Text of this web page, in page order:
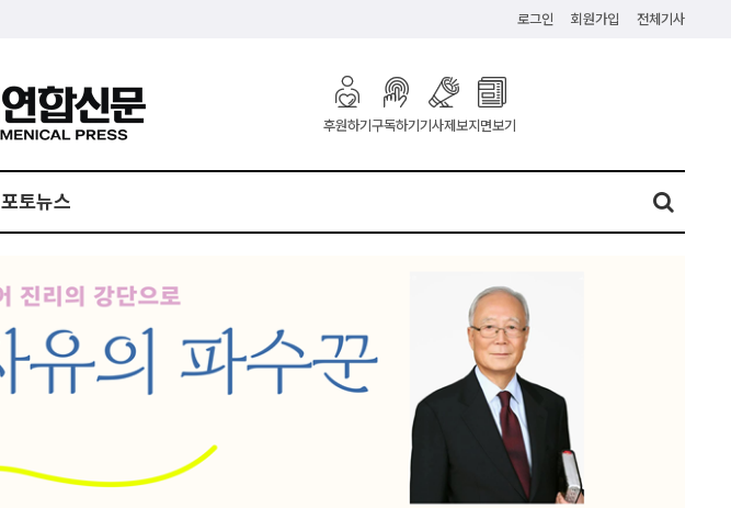
로그인 회원가입 전체기사
후원하기 구독하기기사제보지면보기
포토뉴스